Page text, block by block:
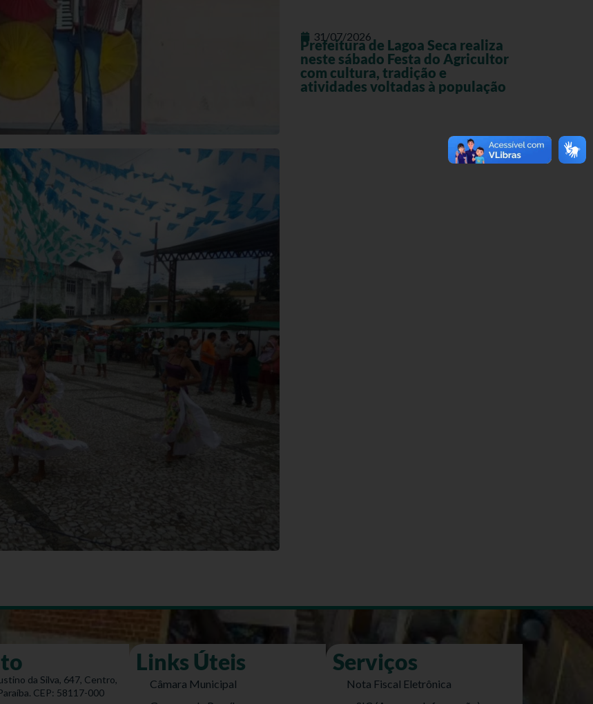
31/07/2026
Prefeitura de Lagoa Seca realiza
neste sábado Festa do Agricultor
com cultura, tradição e
atividades voltadas à população
da Silva, 647, Centro,
CEP: 58117-000
Links Úteis
Câmara Municipal
Serviços
Nota Fiscal Eletrônica